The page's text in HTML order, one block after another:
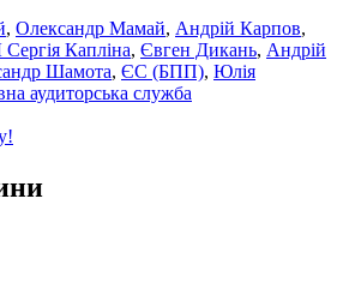
, Олександр Мамай, Андрій Карпов,
Капліна, Євген Дикань, Андрій
Шамота, ЄС (БПП), Юлія
аудиторська служба